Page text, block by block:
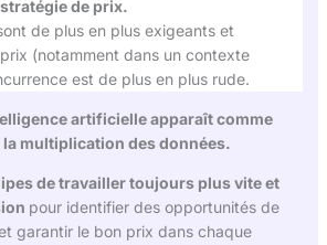
stratégie de prix.
de plus en plus exigeants et
(notamment dans un contexte
est de plus en plus rude.
artificielle apparaît comme
multiplication des données.
de travailler toujours plus vite et
pour identifier des opportunités de
garantir le bon prix dans chaque